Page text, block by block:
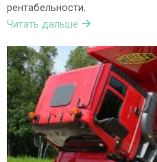
рентабельности.
Читать дальше